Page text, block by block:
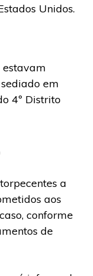
Unidos.
estavam
em
4º Distrito
a
aos
conforme
de